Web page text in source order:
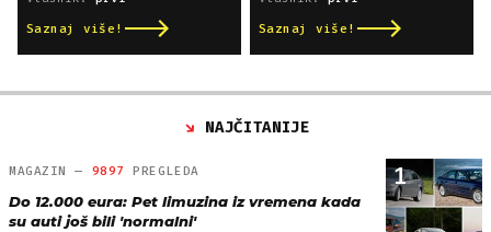
Saznaj više! Saznaj više!
NAJČITANIJE
1
MAGAZIN — 9897 PREGLEDA
Do 12.000 eura: Pet limuzina iz vremena kada
su auti još bili 'normalni'